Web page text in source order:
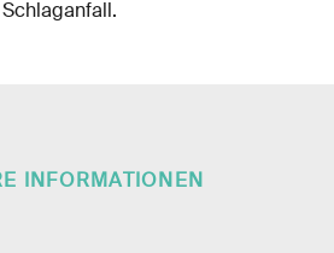
INFORMATIONEN